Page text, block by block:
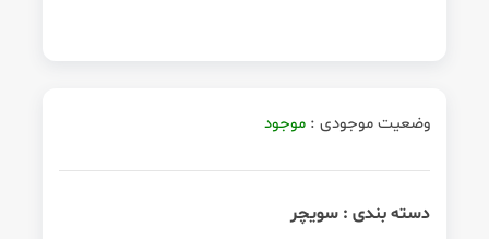
وضعیت موجودی : موجود
دسته بندی : سویچر